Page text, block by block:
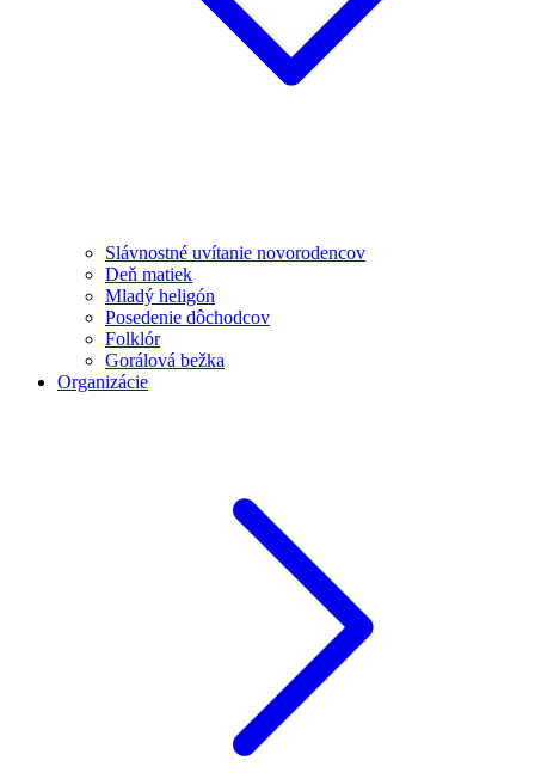
Slávnostné uvítanie novorodencov
Deň matiek
Mladý heligón
Posedenie dôchodcov
Folklór
Gorálová bežka
Organizácie